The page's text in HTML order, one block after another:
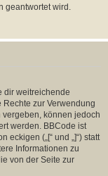
geantwortet wird.
dir weitreichende
Rechte zur Verwendung
können jedoch
werden. BBCode ist
(„[“ und „]“) statt
Informationen zu
von der Seite zur